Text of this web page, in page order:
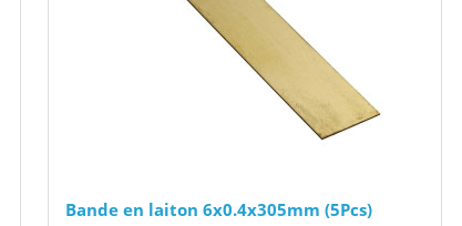
Bande en laiton 6x0.4x305mm (5Pcs)